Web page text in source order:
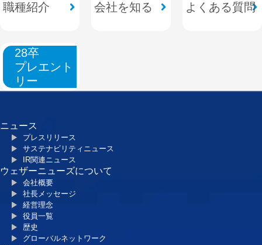
職種紹介 会社を知る よくある質問
28卒
プレエント
リー
ニュース
プレスリリース
サステナビリティニュース
IR関連ニュース
ウェザーニューズについて
会社概要
社長メッセージ
経営理念
役員一覧
歴史
グローバルネットワーク